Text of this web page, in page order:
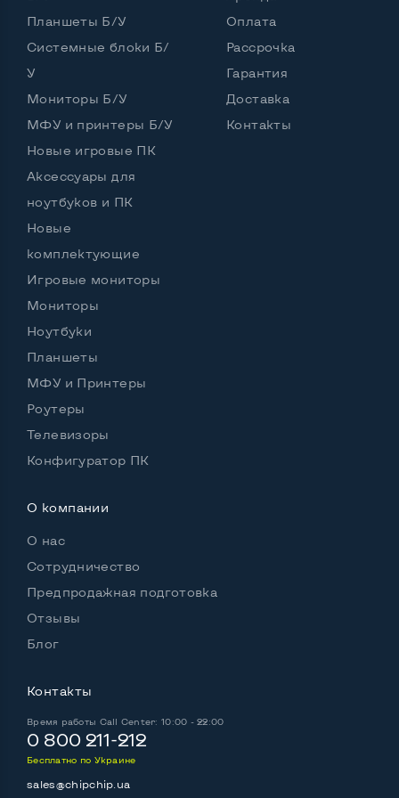
Интерфейс подключения DVI Да
Интерфейс подключения HDMI
Интерфейс подключения Display portДа
Да, 4 шт.
Остальные возможности:
Блок питания
Регулировка положения дисплея
Наклон, вперед назад
Особенности (изогнутый экран, цвет и пр.)
ЦветБелый
Планшеты Б/У
Системные блоки Б/
У
Мониторы Б/У
МФУ и принтеры Б/У
Новые игровые ПК
Аксессуары для
ноутбуков и ПК
Новые
комплектующие
Игровые мониторы
Мониторы
Ноутбуки
Планшеты
МФУ и Принтеры
Роутеры
Телевизоры
Конфигуратор ПК
Оплата
Рассрочка
Гарантия
Доставка
Контакты
О компании
О нас
Сотрудничество
Предпродажная подготовка
Отзывы
Блог
Контакты
Время работы Call Center: 10:00 - 22:00
0 800 211-212
Бесплатно по Украине
sales@chipchip.ua